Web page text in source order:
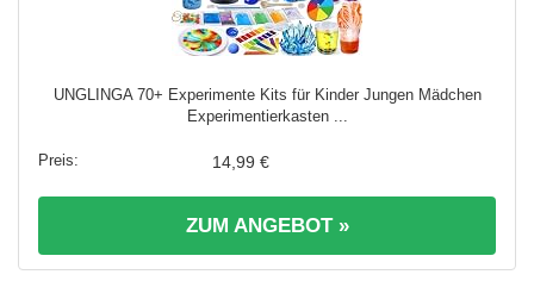
UNGLINGA 70+ Experimente Kits für Kinder Jungen Mädchen
Experimentierkasten ...
14,99 €
ZUM ANGEBOT »